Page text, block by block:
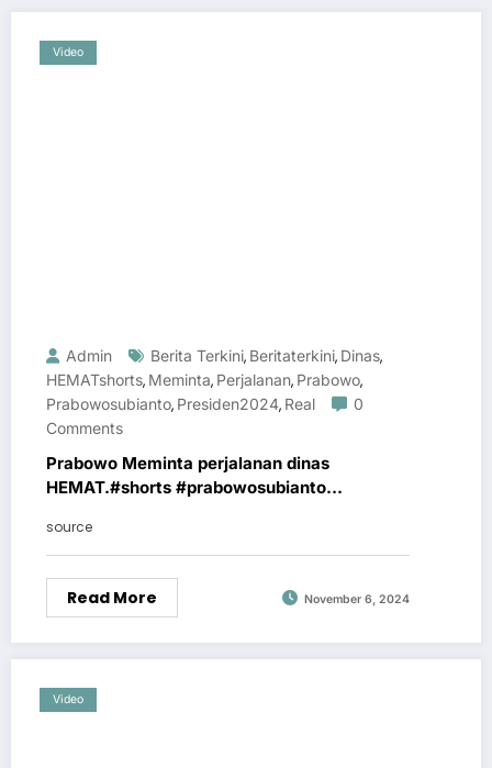
Video
Admin Berita Terkini, Beritaterkini, Dinas,
HEMATshorts, Meminta, Perjalanan, Prabowo,
Prabowosubianto, Presiden2024, Real
0
Comments
Prabowo Meminta perjalanan dinas
HEMAT.#shorts #prabowosubianto
source
Read More November 6, 2024
Video